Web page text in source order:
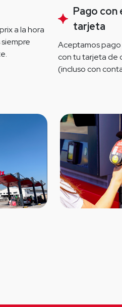
a la hora
Pago
tarjeta
Aceptamos
con tu tarjeta de
(incluso con